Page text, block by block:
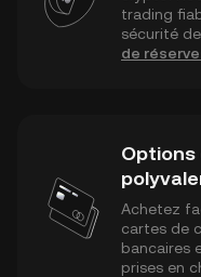
trading
sécurité
de
Options
Achetez
cartes de
bancaires
prises en